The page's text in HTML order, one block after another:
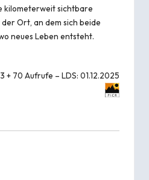
kilometerweit sichtbare
Ort, an dem sich beide
neues Leben entsteht.
+ 70 Aufrufe – LDS: 01.12.2025